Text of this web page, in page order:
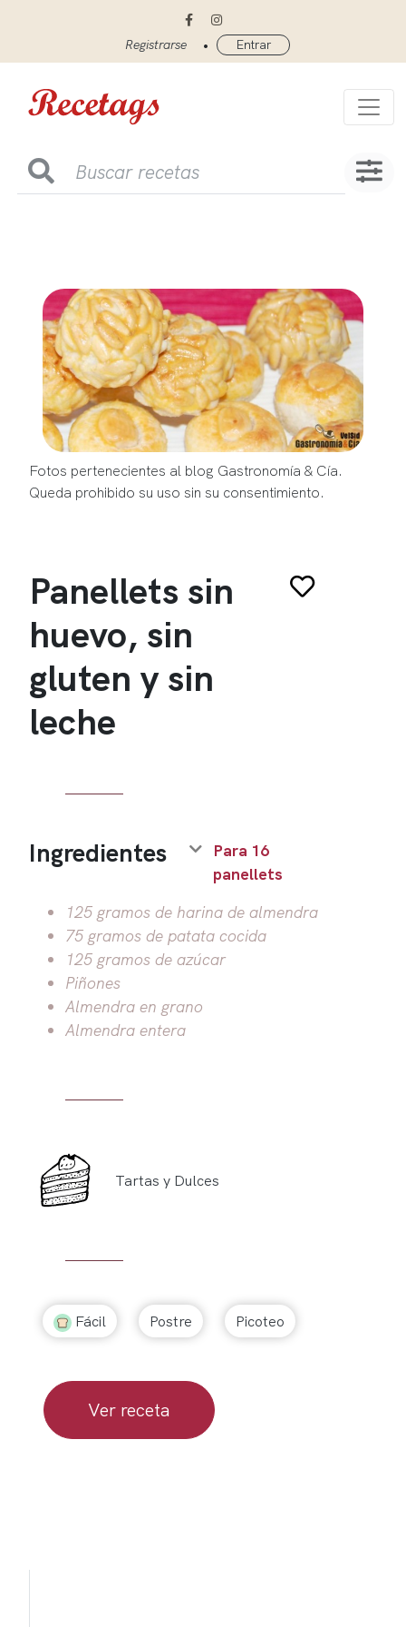
Registrarse • Entrar
Fotos pertenecientes al blog Gastronomía & Cía.
Queda prohibido su uso sin su consentimiento.
Panellets sin
huevo, sin
gluten y sin
leche
Ingredientes
Para 16
panellets
125 gramos de harina de almendra
75 gramos de patata cocida
125 gramos de azúcar
Piñones
Almendra en grano
Almendra entera
Tartas y Dulces
Fácil Postre Picoteo
Ver receta